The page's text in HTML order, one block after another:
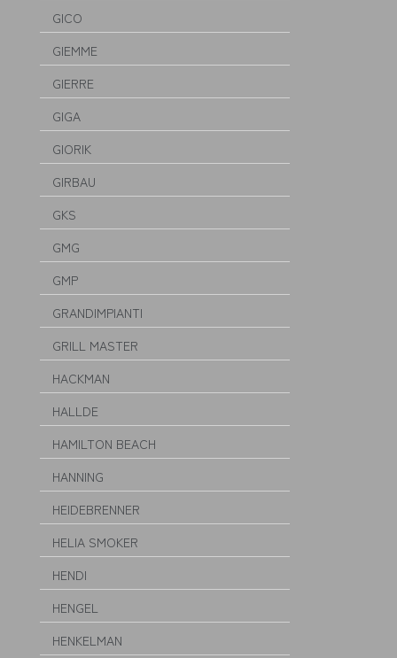
GICO
GIEMME
GIERRE
GIGA
GIORIK
GIRBAU
GKS
GMG
GMP
GRANDIMPIANTI
GRILL MASTER
HACKMAN
HALLDE
HAMILTON BEACH
HANNING
HEIDEBRENNER
HELIA SMOKER
HENDI
HENGEL
HENKELMAN